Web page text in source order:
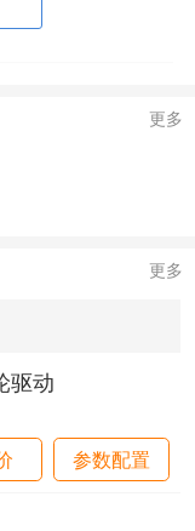
更多
更多
驱动
参数配置